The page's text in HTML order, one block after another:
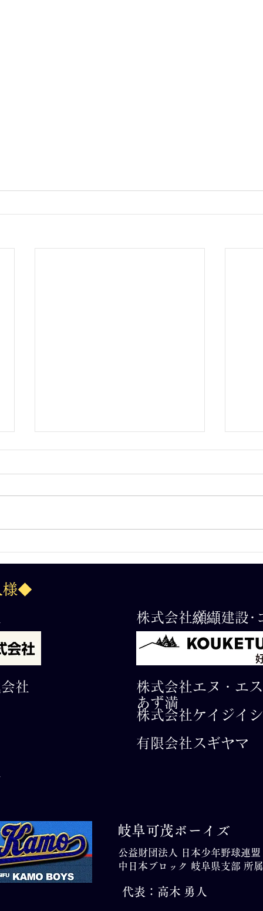
2026.7.12第33回支部長杯
岐阜可茂ボーイズ
公益財団法人 日本少年野球連
中日本ブロック 岐阜県支部 所属
代表：高木 勇人
様◆
社
株式会社纐纈建設･
株式会社エヌ・エ
株式会社ケイジイシ
有限会社​スギヤマ
あず満